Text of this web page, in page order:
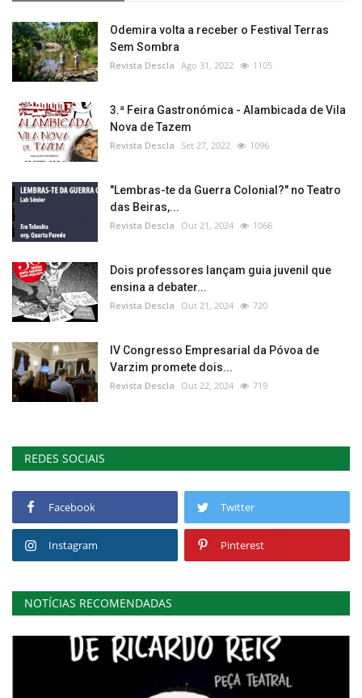
Odemira volta a receber o Festival Terras
Sem Sombra
Revista Descla Ago 31, 2022 1105
3.ª Feira Gastronómica - Alambicada de Vila
Nova de Tazem
Revista Descla Set 27, 2022 1096
"Lembras-te da Guerra Colonial?" no Teatro
das Beiras,...
Revista Descla Out 21, 2024 1066
Dois professores lançam guia juvenil que
ensina a debater...
Revista Descla Out 21, 2024 720
IV Congresso Empresarial da Póvoa de
Varzim promete dois...
Revista Descla Out 22, 2024 719
REDES SOCIAIS
Facebook Twitter
Instagram Pinterest
NOTÍCIAS RECOMENDADAS